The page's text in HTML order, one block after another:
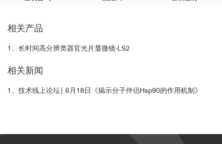
相关产品
1、长时间高分辨类器官光片显微镜-LS2
相关新闻
1、技术线上论坛| 6月18日《揭示分子伴侣Hsp90的作用机制》